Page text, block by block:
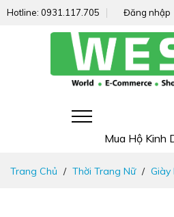
Hotline: 0931.117.705 Đăng nhập
Mua Hộ Kinh
nhanh
Trang Chủ Thời Trang Nữ Giày